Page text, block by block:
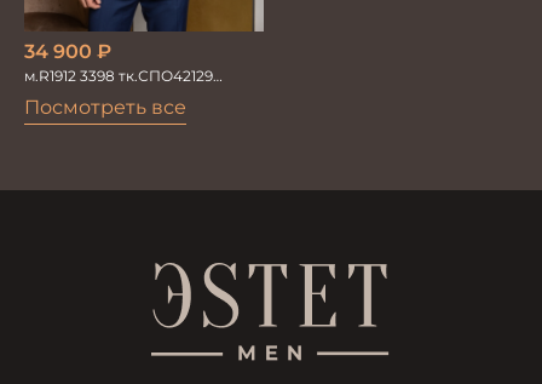
Посмотреть все
34 900 ₽
м.R1912 3398 тк.СПО42129